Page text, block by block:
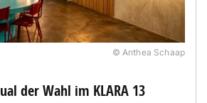
© Anthea Schaap
der Wahl im KLARA 13